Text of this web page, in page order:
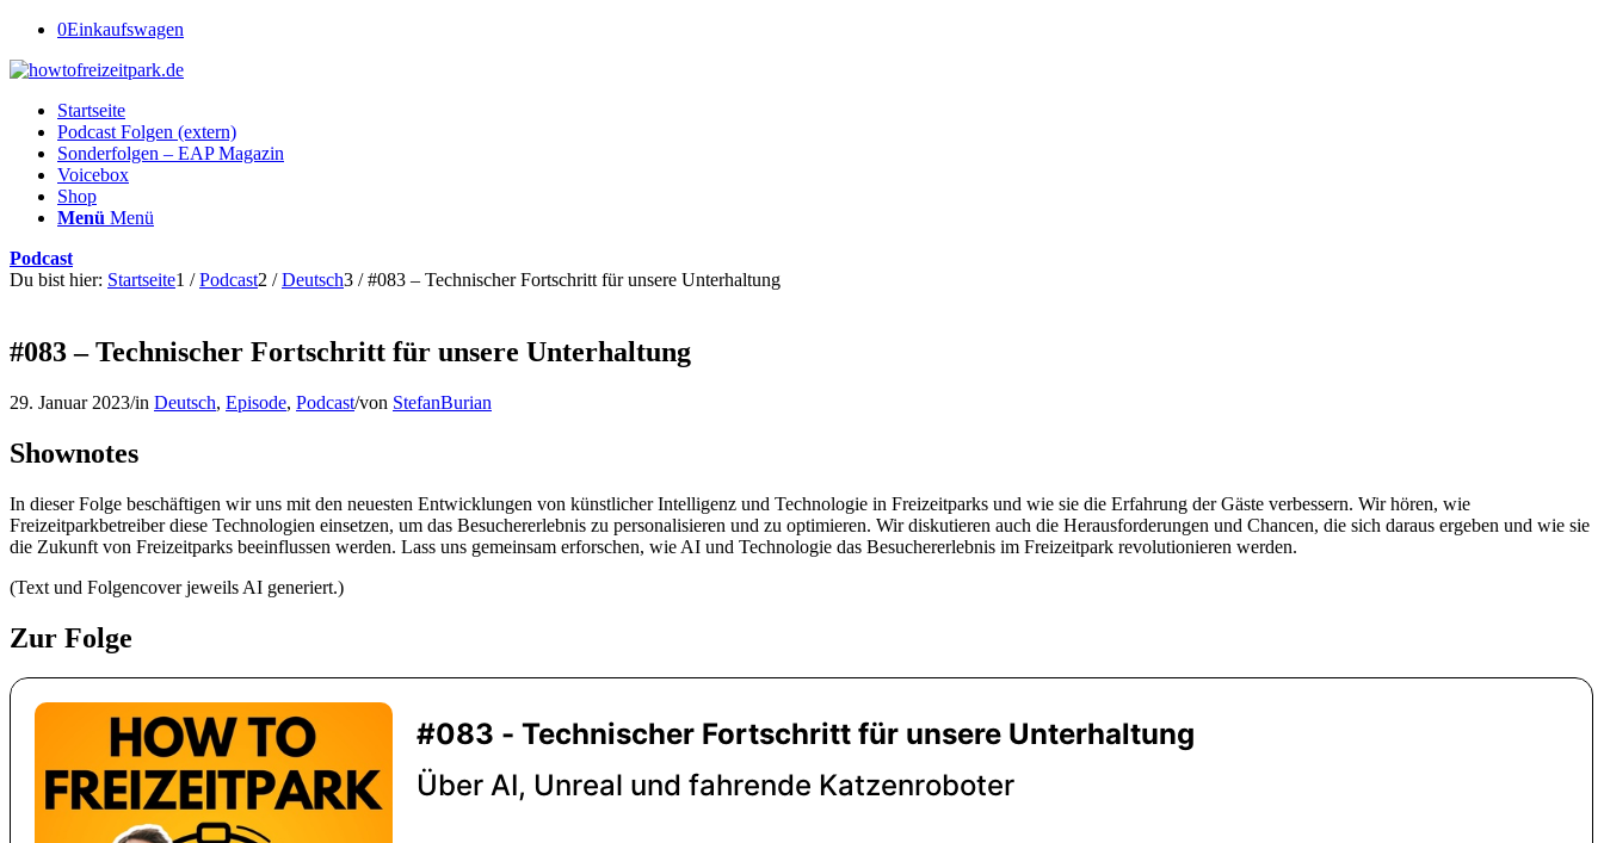
0Einkaufswagen
Startseite
Podcast Folgen (extern)
Sonderfolgen – EAP Magazin
Voicebox
Shop
Menü Menü
Podcast
Du bist hier: Startseite1 / Podcast2 / Deutsch3 / #083 – Technischer Fortschritt für unsere Unterhaltung
#083 – Technischer Fortschritt für unsere Unterhaltung
29. Januar 2023/in Deutsch, Episode, Podcast/von StefanBurian
Shownotes
In dieser Folge beschäftigen wir uns mit den neuesten Entwicklungen von künstlicher Intelligenz und Technologie in Freizeitparks und wie sie die Erfahrung der Gäste verbessern. Wir hören, wie
Freizeitparkbetreiber diese Technologien einsetzen, um das Besuchererlebnis zu personalisieren und zu optimieren. Wir diskutieren auch die Herausforderungen und Chancen, die sich daraus ergeben und wie sie
die Zukunft von Freizeitparks beeinflussen werden. Lass uns gemeinsam erforschen, wie AI und Technologie das Besuchererlebnis im Freizeitpark revolutionieren werden.
(Text und Folgencover jeweils AI generiert.)
Zur Folge